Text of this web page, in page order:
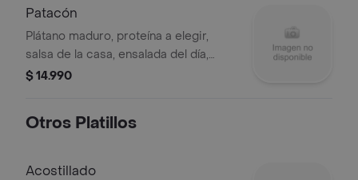
Patacón
Plátano maduro, proteína a elegir,
salsa de la casa, ensalada del día,
tocineta, queso y aguacate.
$ 14.990
Otros Platillos
Acostillado